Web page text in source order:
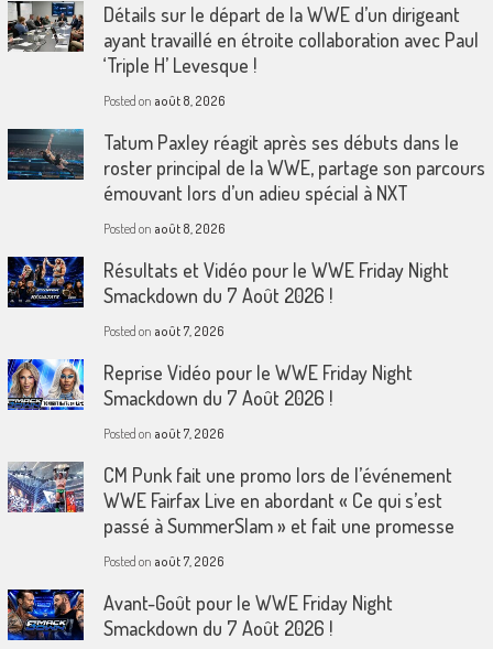
Détails sur le départ de la WWE d’un dirigeant
ayant travaillé en étroite collaboration avec Paul
‘Triple H’ Levesque !
Posted on août 8, 2026
Tatum Paxley réagit après ses débuts dans le
roster principal de la WWE, partage son parcours
émouvant lors d’un adieu spécial à NXT
Posted on août 8, 2026
Résultats et Vidéo pour le WWE Friday Night
Smackdown du 7 Août 2026 !
Posted on août 7, 2026
Reprise Vidéo pour le WWE Friday Night
Smackdown du 7 Août 2026 !
Posted on août 7, 2026
CM Punk fait une promo lors de l’événement
WWE Fairfax Live en abordant « Ce qui s’est
passé à SummerSlam » et fait une promesse
Posted on août 7, 2026
Avant-Goût pour le WWE Friday Night
Smackdown du 7 Août 2026 !